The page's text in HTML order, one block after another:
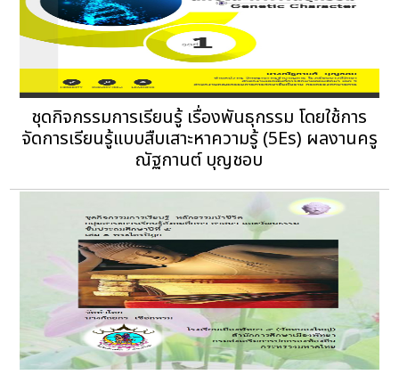
ชุดกิจกรรมการเรียนรู้ เรื่องพันธุกรรม โดยใช้การ
จัดการเรียนรู้แบบสืบเสาะหาความรู้ (5Es) ผลงานครู
ณัฐกานต์ บุญชอบ